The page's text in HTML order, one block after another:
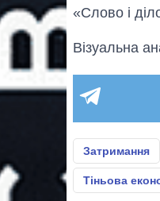
«Слово і
Візуальна
Затримання
Тіньова